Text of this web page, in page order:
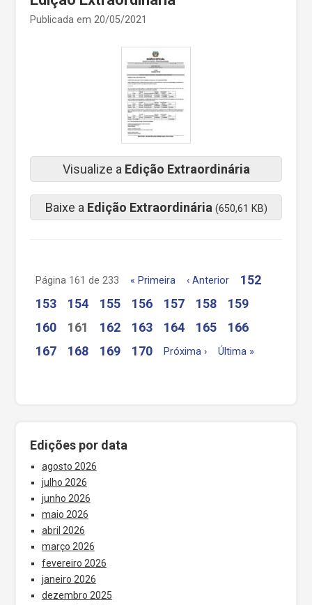
Publicada em 20/05/2021
Visualize a Edição Extraordinária
Baixe a Edição Extraordinária (650,61 KB)
Página 161 de 233 « Primeira ‹ Anterior
152
153
154 155 156 157 158
159
160
161 162 163 164 165
166
167
168 169 170 Próxima › Última »
Edições por data
agosto 2026
julho 2026
junho 2026
maio 2026
abril 2026
março 2026
fevereiro 2026
janeiro 2026
dezembro 2025